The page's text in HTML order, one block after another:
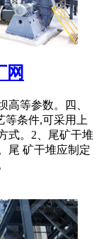
网
高等参数。四、
等条件,可采用上
式。2、尾矿干堆
尾 矿干堆应制定